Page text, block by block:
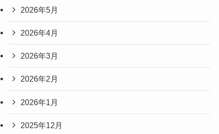
2026年5月
2026年4月
2026年3月
2026年2月
2026年1月
2025年12月